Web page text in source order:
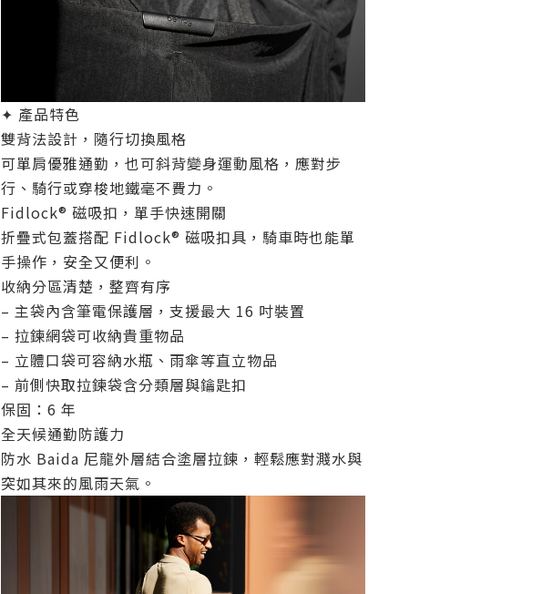
✦ 產品特色
雙背法設計，隨行切換風格
可單肩優雅通勤，也可斜背變身運動風格，應對步
行、騎行或穿梭地鐵毫不費力。
Fidlock® 磁吸扣，單手快速開關
折疊式包蓋搭配 Fidlock® 磁吸扣具，騎車時也能單
手操作，安全又便利。
收納分區清楚，整齊有序
– 主袋內含筆電保護層，支援最大 16 吋裝置
– 拉鍊網袋可收納貴重物品
– 立體口袋可容納水瓶、雨傘等直立物品
– 前側快取拉鍊袋含分類層與鑰匙扣
保固：6 年
全天候通勤防護力
防水 Baida 尼龍外層結合塗層拉鍊，輕鬆應對濺水與
突如其來的風雨天氣。